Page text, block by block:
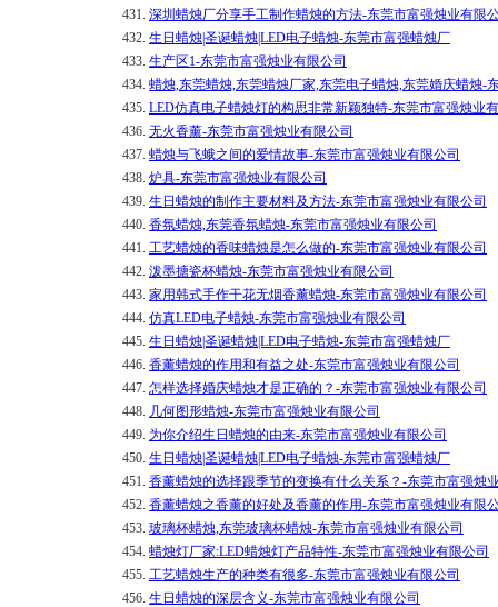
431. 深圳蜡烛厂分享手工制作蜡烛的方法-东莞市富强烛业有限
432. 生日蜡烛|圣诞蜡烛|LED电子蜡烛-东莞市富强蜡烛厂
433. 生产区1-东莞市富强烛业有限公司
434. 蜡烛,东莞蜡烛,东莞蜡烛厂家,东莞电子蜡烛,东莞婚庆蜡烛-
435. LED仿真电子蜡烛灯的构思非常新颖独特-东莞市富强烛业
436. 无火香薰-东莞市富强烛业有限公司
437. 蜡烛与飞蛾之间的爱情故事-东莞市富强烛业有限公司
438. 炉具-东莞市富强烛业有限公司
439. 生日蜡烛的制作主要材料及方法-东莞市富强烛业有限公司
440. 香氛蜡烛,东莞香氛蜡烛-东莞市富强烛业有限公司
441. 工艺蜡烛的香味蜡烛是怎么做的-东莞市富强烛业有限公司
442. 泼墨搪瓷杯蜡烛-东莞市富强烛业有限公司
443. 家用韩式手作干花无烟香薰蜡烛-东莞市富强烛业有限公司
444. 仿真LED电子蜡烛-东莞市富强烛业有限公司
445. 生日蜡烛|圣诞蜡烛|LED电子蜡烛-东莞市富强蜡烛厂
446. 香薰蜡烛的作用和有益之处-东莞市富强烛业有限公司
447. 怎样选择婚庆蜡烛才是正确的？-东莞市富强烛业有限公司
448. 几何图形蜡烛-东莞市富强烛业有限公司
449. 为你介绍生日蜡烛的由来-东莞市富强烛业有限公司
450. 生日蜡烛|圣诞蜡烛|LED电子蜡烛-东莞市富强蜡烛厂
451. 香薰蜡烛的选择跟季节的变换有什么关系？-东莞市富强烛
452. 香薰蜡烛之香薰的好处及香薰的作用-东莞市富强烛业有限
453. 玻璃杯蜡烛,东莞玻璃杯蜡烛-东莞市富强烛业有限公司
454. 蜡烛灯厂家:LED蜡烛灯产品特性-东莞市富强烛业有限公司
455. 工艺蜡烛生产的种类有很多-东莞市富强烛业有限公司
456. 生日蜡烛的深层含义-东莞市富强烛业有限公司